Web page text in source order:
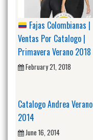
Fajas Colombianas |
Ventas Por Catalogo |
Primavera Verano 2018
February 21, 2018
Catalogo Andrea Verano
2014
June 16, 2014